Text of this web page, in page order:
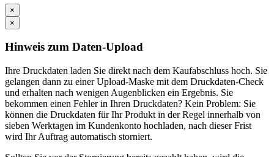
×
×
Hinweis zum Daten-Upload
Ihre Druckdaten laden Sie direkt nach dem Kaufabschluss hoch. Sie
gelangen dann zu einer Upload-Maske mit dem Druckdaten-Check
und erhalten nach wenigen Augenblicken ein Ergebnis. Sie
bekommen einen Fehler in Ihren Druckdaten? Kein Problem: Sie
können die Druckdaten für Ihr Produkt in der Regel innerhalb von
sieben Werktagen im Kundenkonto hochladen, nach dieser Frist
wird Ihr Auftrag automatisch storniert.